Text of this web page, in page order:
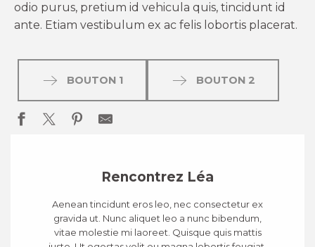
odio purus, pretium id vehicula quis, tincidunt id
ante. Etiam vestibulum ex ac felis lobortis placerat.
BOUTON 1 BOUTON 2
Rencontrez Léa
Aenean tincidunt eros leo, nec consectetur ex
gravida ut. Nunc aliquet leo a nunc bibendum,
vitae molestie mi laoreet. Quisque quis mattis